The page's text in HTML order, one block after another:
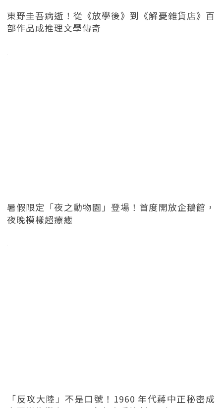
東野圭吾病逝！從《放學後》到《解憂雜貨店》百
部作品成推理文學傳奇
暑假限定「夜之動物園」登場！首度開放企鵝館，
夜晚模樣超療癒
「反攻大陸」不是口號！1960 年代蔣中正秘密成